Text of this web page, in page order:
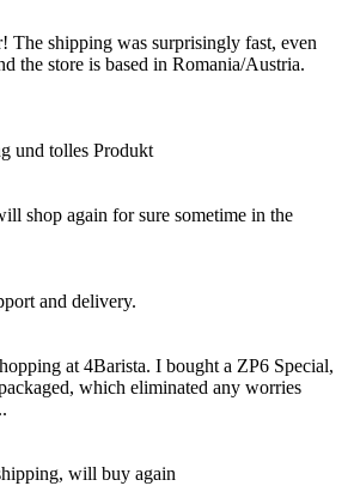
The shipping was surprisingly fast, even
the store is based in Romania/Austria.
und tolles Produkt
shop again for sure sometime in the
and delivery.
at 4Barista. I bought a ZP6 Special,
which eliminated any worries
will buy again